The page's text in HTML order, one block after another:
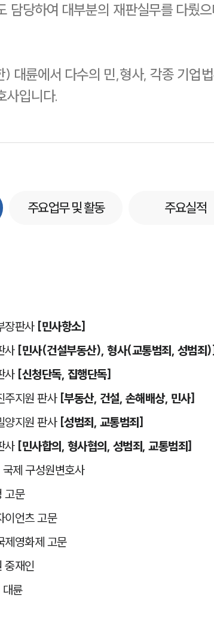
담당하여 대부분의 재판실무를 다뤘
대륜에서 다수의 민,형사, 각종 기업
사입니다.
주요업무 및 활동 주요실적
장판사 [민사항소]
사 [민사(건설부동산), 형사(교통범죄, 성범죄)]
사 [신청단독, 집행단독]
주지원 판사 [부동산, 건설, 손해배상, 민사]
양지원 판사 [성범죄, 교통범죄]
사 [민사합의, 형사협의, 성범죄, 교통범죄]
제 구성원변호사
고문
이언츠 고문
영화제 고문
중재인
륜